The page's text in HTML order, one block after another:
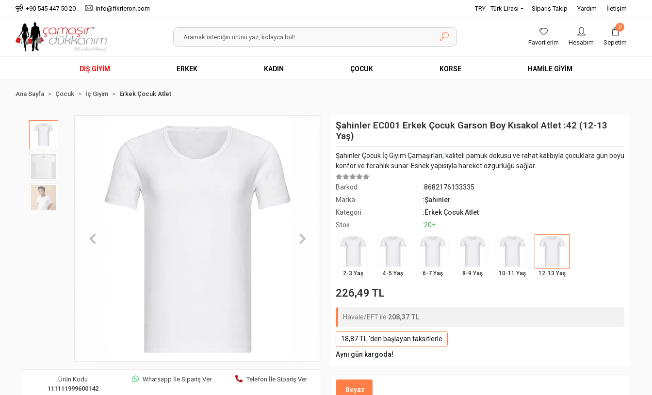
+90 545 447 50 20 info@fikrieron.com TRY - Türk Lirası Sipariş Takip Yardım İletişim
Favorilerim Hesabım
0
Sepetim
DIŞ GİYİM ERKEK KADIN ÇOCUK KORSE HAMİLE GİYİM
Ana Sayfa Çocuk İç Giyim Erkek Çocuk Atlet
Ürün Kodu
111111999600142
Whatsapp İle Sipariş Ver Telefon İle Sipariş Ver
Şahinler EC001 Erkek Çocuk Garson Boy Kısakol Atlet :42 (12-13
Yaş)
Şahinler Çocuk İç Giyim Çamaşırları, kaliteli pamuk dokusu ve rahat kalıbıyla çocuklara gün boyu
konfor ve ferahlık sunar. Esnek yapısıyla hareket özgürlüğü sağlar.
Barkod
:8682176133335
Marka
:Şahinler
Kategori
:Erkek Çocuk Atlet
Stok
:20+
2-3 Yaş 4-5 Yaş 6-7 Yaş 8-9 Yaş 10-11 Yaş 12-13 Yaş
226,49 TL
Havale/EFT ile 208,37 TL
18,87 TL 'den başlayan taksitlerle
Aynı gün kargoda!
Beyaz